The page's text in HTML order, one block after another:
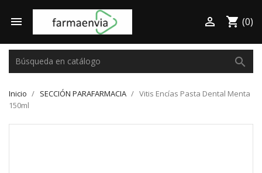
 shopping_cart (0)

search
Inicio SECCIÓN PARAFARMACIA
Vitis Encías Pasta Dental Menta
150ml